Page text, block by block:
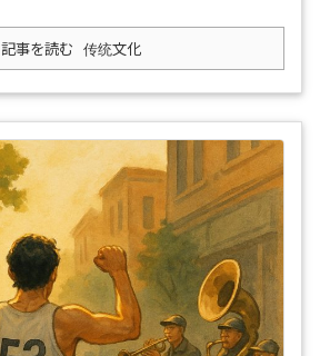
記事を読む 传统文化